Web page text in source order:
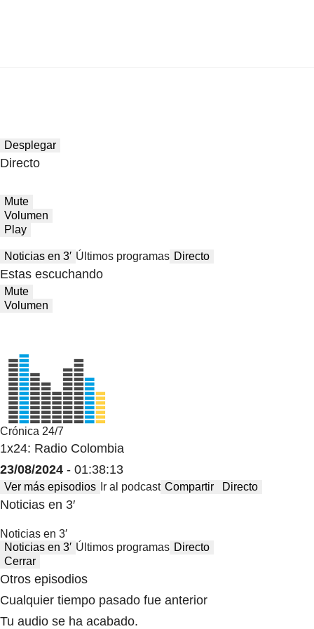
Desplegar
Directo
Mute
Volumen
Play
Noticias en 3′ Últimos programas Directo
Estas escuchando
Mute
Volumen
Crónica 24/7
1x24: Radio Colombia
23/08/2024 - 01:38:13
Ver más episodios Ir al podcast Compartir Directo
Noticias en 3′
Noticias en 3′
Noticias en 3′ Últimos programas Directo
Cerrar
Otros episodios
Cualquier tiempo pasado fue anterior
Tu audio se ha acabado.